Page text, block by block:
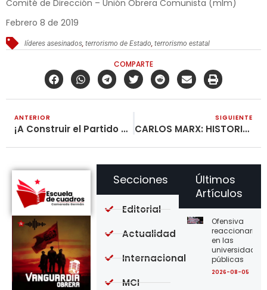
Comité de Dirección – Unión Obrera Comunista (mlm)
Febrero 8 de 2019
líderes asesinados ,terrorismo de Estado ,terrorismo estatal
COMPARTE
ANTERIOR
¡A Construir el Partido del Proletariado!
SIGUIENTE
CARLOS MARX: HISTORIA DE SU VIDA (XXXVI)
Últimos
Artículos
Ofensiva
reaccionaria
en las
universidades
públicas
2026-08-05
Secciones
Editorial
Actualidad
Internacional
MCI